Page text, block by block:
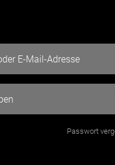
Passwort